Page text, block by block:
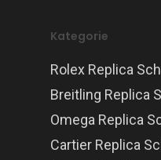
Kategorie
Rolex Replica
Breitling Replica
Omega Replica
Cartier Replica